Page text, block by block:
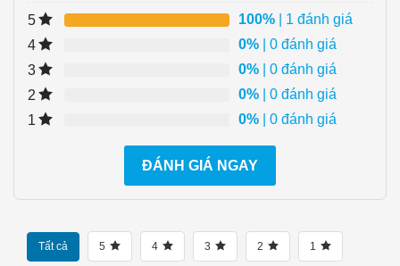
5 100% | 1 đánh giá
4
0% | 0 đánh giá
3
0% | 0 đánh giá
2
0% | 0 đánh giá
1
0% | 0 đánh giá
ĐÁNH GIÁ NGAY
Tất cả 5 4 3 2 1